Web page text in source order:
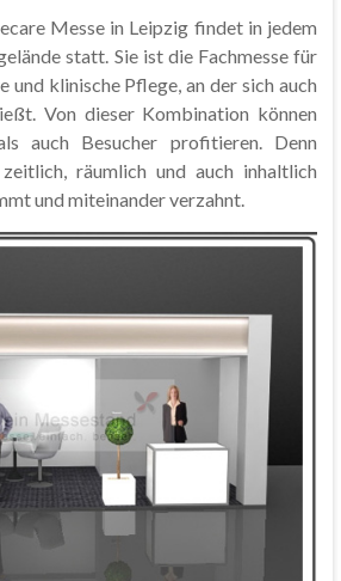
Messe in Leipzig findet in jedem
statt. Sie ist die Fachmesse für
und klinische Pflege, an der sich auch
Von dieser Kombination können
auch Besucher profitieren. Denn
räumlich und auch inhaltlich
und miteinander verzahnt.